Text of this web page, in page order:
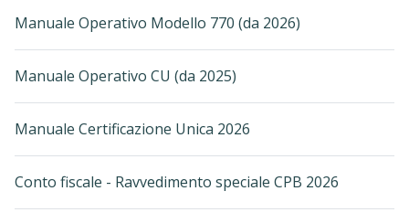
Manuale Operativo Modello 770 (da 2026)
Manuale Operativo CU (da 2025)
Manuale Certificazione Unica 2026
Conto fiscale - Ravvedimento speciale CPB 2026